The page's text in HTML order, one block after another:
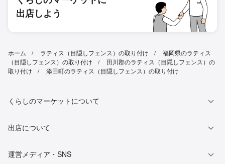
出店しよう
ホーム ラティス（目隠しフェンス）の取り付け
福岡県のラティス
（目隠しフェンス）の取り付け
田川郡のラティス（目隠しフェンス）の
取り付け
添田町のラティス（目隠しフェンス）の取り付け
くらしのマーケットについて
出店について
運営メディア・SNS